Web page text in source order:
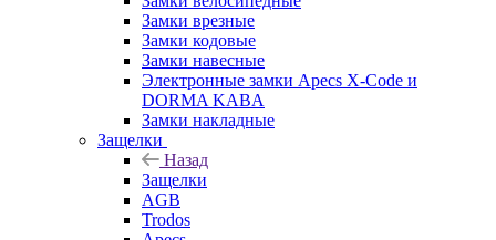
Замки врезные
Замки кодовые
Замки навесные
Электронные замки Apecs X-Code и
DORMA KABA
Замки накладные
Защелки
Назад
Защелки
AGB
Trodos